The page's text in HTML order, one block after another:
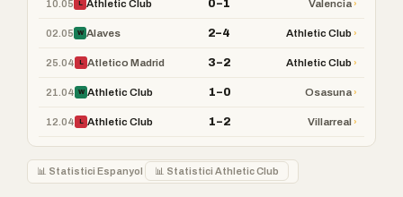
10.05 L Athletic Club 0–1 Valencia›
02.05 W Alaves 2–4 Athletic Club›
25.04 L Atletico Madrid 3–2 Athletic Club›
21.04 W Athletic Club 1–0 Osasuna›
12.04 L Athletic Club 1–2 Villarreal›
📊 Statistici Espanyol 📊 Statistici Athletic Club